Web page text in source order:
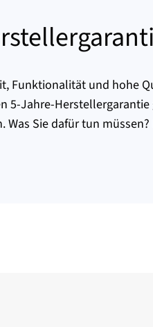
Funktionalität und hohe
5-Jahre-Herstellergarantie
Was Sie dafür tun